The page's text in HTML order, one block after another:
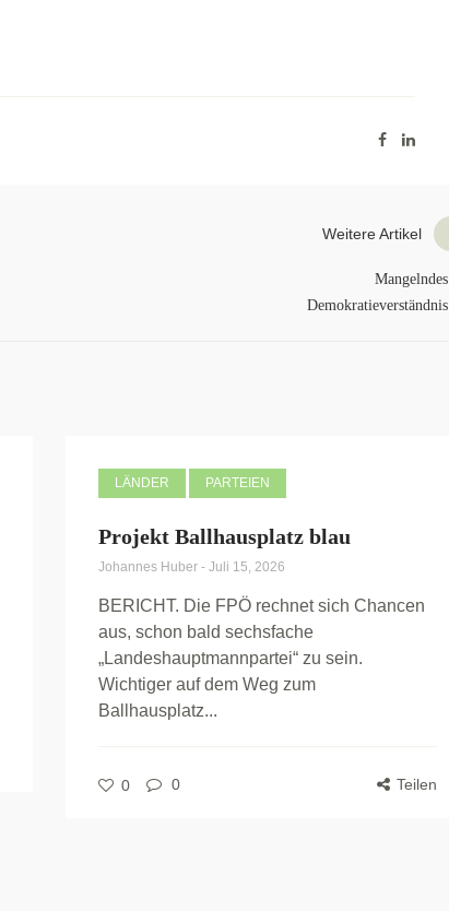
Weitere Artikel
Mangelndes
Demokratieverständnis
LÄNDER PARTEIEN
Projekt Ballhausplatz blau
Johannes Huber - Juli 15, 2026
BERICHT. Die FPÖ rechnet sich Chancen
aus, schon bald sechsfache
„Landeshauptmannpartei“ zu sein.
Wichtiger auf dem Weg zum
Ballhausplatz...
0 0 Teilen